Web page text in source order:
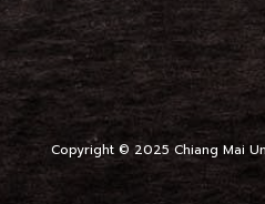
Copyright © 2025 Chiang Mai